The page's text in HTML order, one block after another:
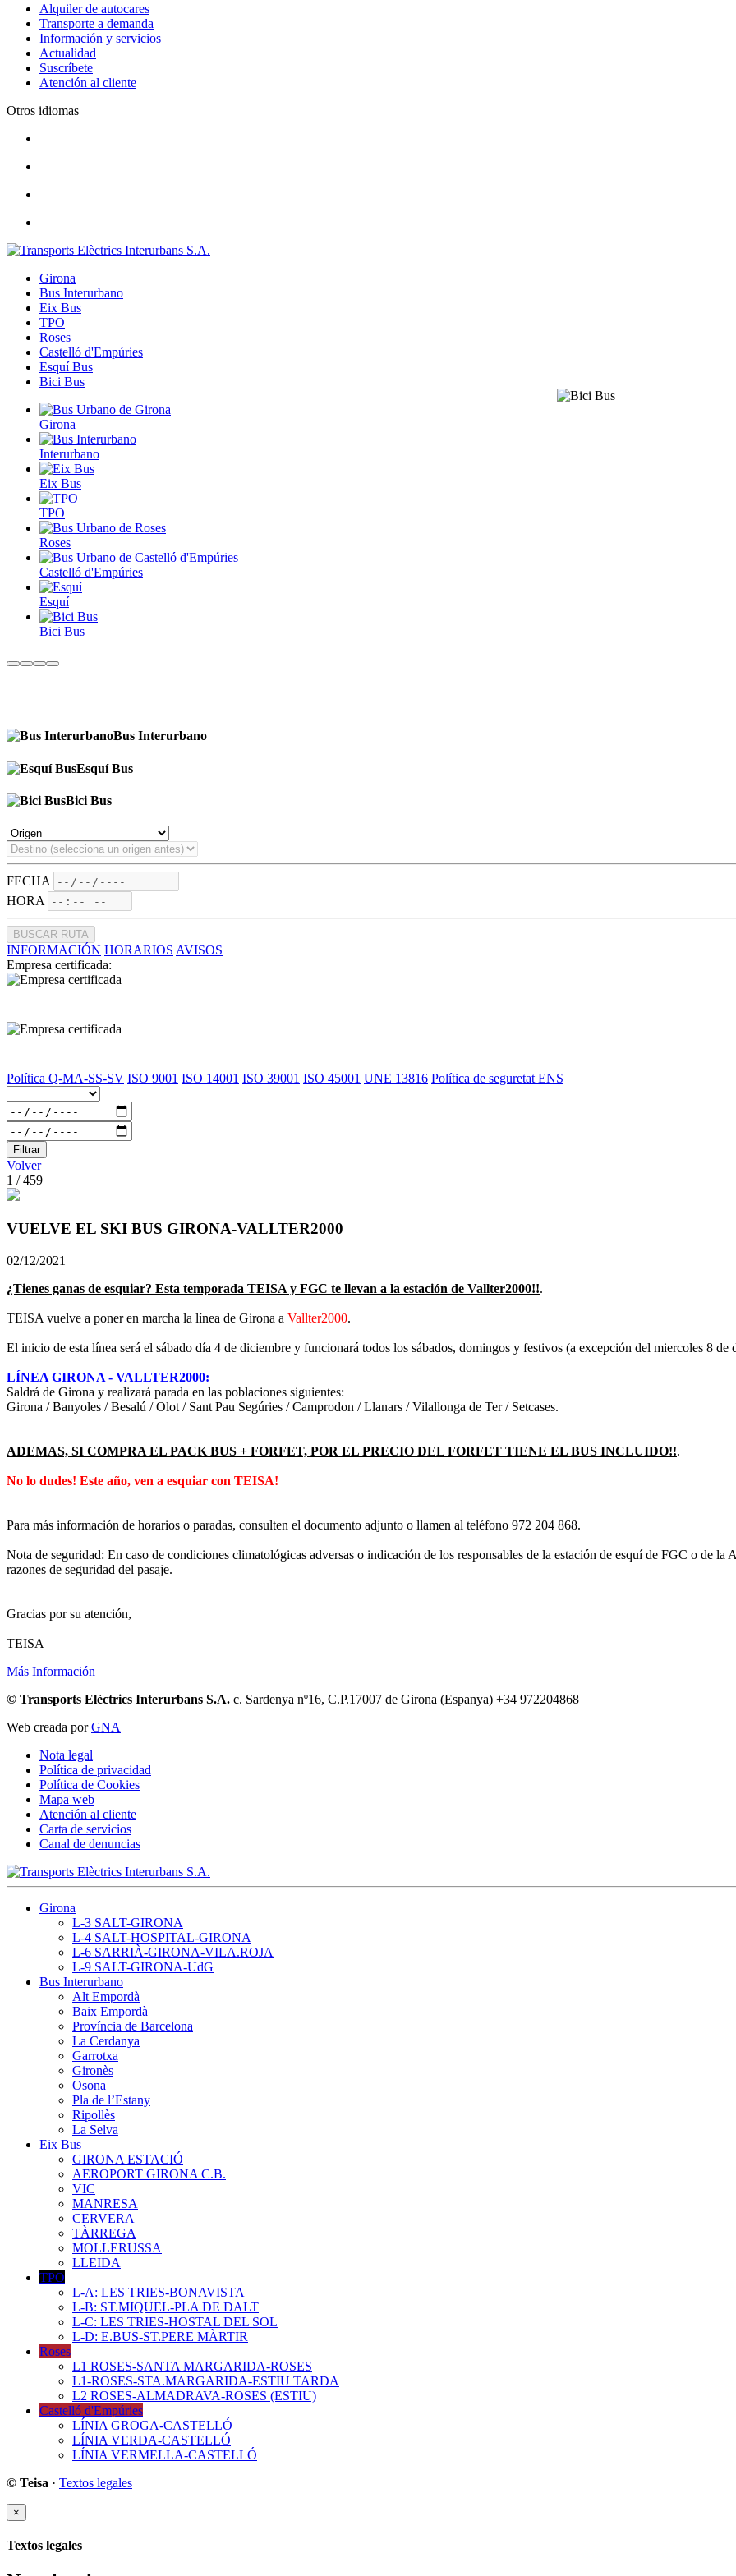
Alquiler de autocares
Transporte a demanda
Información y servicios
Actualidad
Suscríbete
Atención al cliente
Otros idiomas
Girona
Bus Interurbano
Eix Bus
TPO
Roses
Castelló d'Empúries
Esquí Bus
Bici Bus
Girona
Interurbano
Eix Bus
TPO
Roses
Castelló d'Empúries
Esquí
Bici Bus
Bus Interurbano
Esquí Bus
Bici Bus
FECHA
HORA
BUSCAR RUTA
INFORMACIÓN HORARIOS AVISOS
Empresa certificada:
Política Q-MA-SS-SV ISO 9001 ISO 14001 ISO 39001 ISO 45001 UNE 13816 Política de seguretat ENS
Filtrar
Volver
1 / 459
VUELVE EL SKI BUS GIRONA-VALLTER2000
02/12/2021
¿Tienes ganas de esquiar? Esta temporada TEISA y FGC te llevan a la estación de Vallter2000!!.
TEISA vuelve a poner en marcha la línea de Girona a Vallter2000.
El inicio de esta línea será el sábado día 4 de diciembre y funcionará todos los sábados, domingos y festivos (a excepción del miercoles 8 de
LÍNEA GIRONA - VALLTER2000:
Saldrá de Girona y realizará parada en las poblaciones siguientes:
Girona / Banyoles / Besalú / Olot / Sant Pau Segúries / Camprodon / Llanars / Vilallonga de Ter / Setcases.
ADEMAS, SI COMPRA EL PACK BUS + FORFET, POR EL PRECIO DEL FORFET TIENE EL BUS INCLUIDO!!.
No lo dudes! Este año, ven a esquiar con TEISA!
Para más información de horarios o paradas, consulten el documento adjunto o llamen al teléfono 972 204 868.
Nota de seguridad: En caso de condiciones climatológicas adversas o indicación de los responsables de la estación de esquí de FGC o de
razones de seguridad del pasaje.
Gracias por su atención,
TEISA
Más Información
© Transports Elèctrics Interurbans S.A. c. Sardenya nº16, C.P.17007 de Girona (Espanya) +34 972204868
Web creada porGNA
Nota legal
Política de privacidad
Política de Cookies
Mapa web
Atención al cliente
Carta de servicios
Canal de denuncias
Girona
L-3 SALT-GIRONA
L-4 SALT-HOSPITAL-GIRONA
L-6 SARRIÀ-GIRONA-VILA.ROJA
L-9 SALT-GIRONA-UdG
Bus Interurbano
Alt Empordà
Baix Empordà
Província de Barcelona
La Cerdanya
Garrotxa
Gironès
Osona
Pla de l’Estany
Ripollès
La Selva
Eix Bus
GIRONA ESTACIÓ
AEROPORT GIRONA C.B.
VIC
MANRESA
CERVERA
TÀRREGA
MOLLERUSSA
LLEIDA
TPO
L-A: LES TRIES-BONAVISTA
L-B: ST.MIQUEL-PLA DE DALT
L-C: LES TRIES-HOSTAL DEL SOL
L-D: E.BUS-ST.PERE MÀRTIR
Roses
L1 ROSES-SANTA MARGARIDA-ROSES
L1-ROSES-STA.MARGARIDA-ESTIU TARDA
L2 ROSES-ALMADRAVA-ROSES (ESTIU)
Castelló d'Empúries
LÍNIA GROGA-CASTELLÓ
LÍNIA VERDA-CASTELLÓ
LÍNIA VERMELLA-CASTELLÓ
© Teisa · Textos legales
×
Textos legales